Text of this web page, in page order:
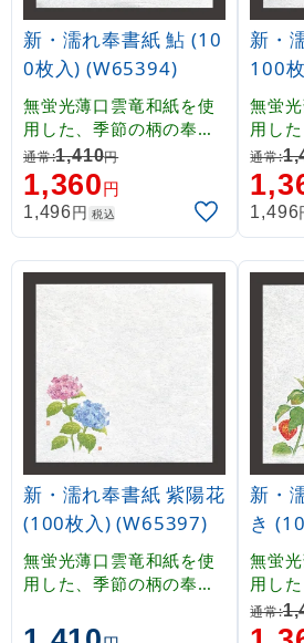
新・濡れ奉書紙 鮎 (10
0枚入) (W65394)
無蛍光薄口雲竜和紙を使
用した、季節の柄の奉書
紙です。薄口のため透過
性がよく、掛紙として、
やわらかな雰囲気を演出
することができます。吸
水性に優れていますので
、霧吹き等で湿らせて乾
燥防止としてもご使用い
ただけます。
通常:1,410円
1,360円
1,496円 税込
新・濡
無蛍
用し
紙で
性が
やわ
する
水性
、霧
燥防
ただ
通常:
1,496
新・濡れ奉書紙 紫陽花
(100枚入) (W65397)
無蛍光薄口雲竜和紙を使
用した、季節の柄の奉書
性がよく、掛紙として、
新・濡
き (100枚入) (W6539
8)
無蛍
用し
紙で
性が
通常: